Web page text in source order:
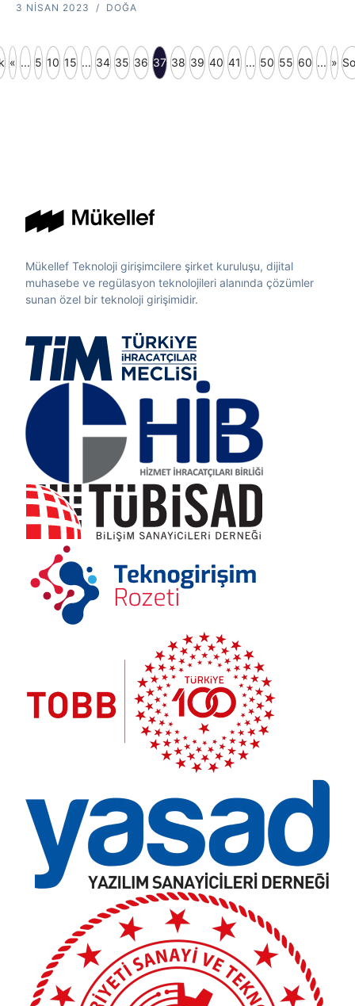
3 NISAN 2023 DOĞA
« ... 5 10 15 ... 34 35 36 37 38 39 40 41 ... 50 55 60 ... »
Mükellef Teknoloji girişimcilere şirket kuruluşu, dijital
muhasebe ve regülasyon teknolojileri alanında çözümler
sunan özel bir teknoloji girişimidir.